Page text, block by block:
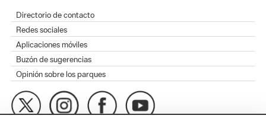
Directorio de contacto
Redes sociales
Aplicaciones móviles
Buzón de sugerencias
Opinión sobre los parques